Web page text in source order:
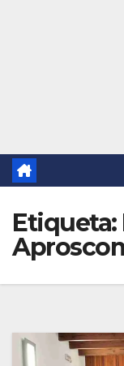
Etiqueta: